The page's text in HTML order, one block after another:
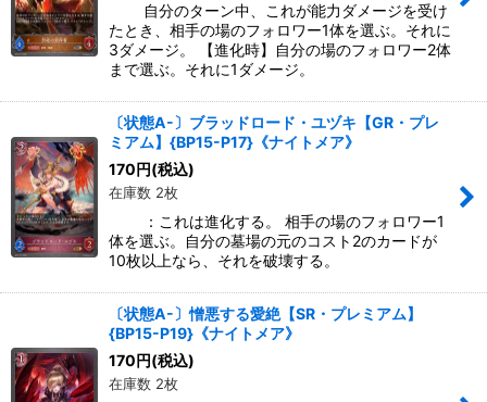
自分のターン中、これが能力ダメージを受け
たとき、相手の場のフォロワー1体を選ぶ。それに
3ダメージ。 【進化時】自分の場のフォロワー2体
まで選ぶ。それに1ダメージ。
〔状態A-〕ブラッドロード・ユヅキ【GR・プレ
ミアム】{BP15-P17}《ナイトメア》
170円(税込)
在庫数 2枚
：これは進化する。 相手の場のフォロワー1
体を選ぶ。自分の墓場の元のコスト2のカードが
10枚以上なら、それを破壊する。
〔状態A-〕憎悪する愛絶【SR・プレミアム】
{BP15-P19}《ナイトメア》
170円(税込)
在庫数 2枚